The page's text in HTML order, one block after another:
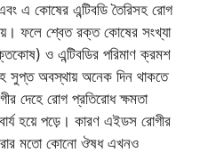
এ কোষের এন্টিবডি তৈরিসহ রোগ
ফলে শ্বেত রক্ত কোষের সংখ্যা
ও এন্টিবডির পরিমাণ ক্রমশ
সুপ্ত অবস্থায় অনেক দিন থাকতে
দেহে রোগ প্রতিরোধ ক্ষমতা
হয়ে পড়ে। কারণ এইডস রোগীর
মতো কোনো ঔষধ এখনও